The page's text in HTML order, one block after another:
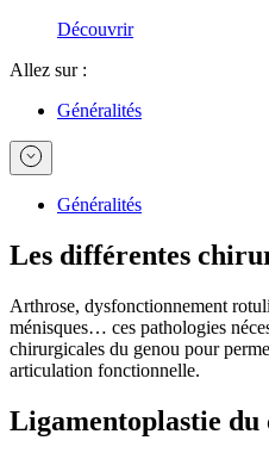
Découvrir
Allez sur :
Généralités
Généralités
Les différentes
Arthrose, dysfonctionnement
ménisques… ces pathologies
chirurgicales du genou pour
articulation fonctionnelle.
Ligamentoplastie